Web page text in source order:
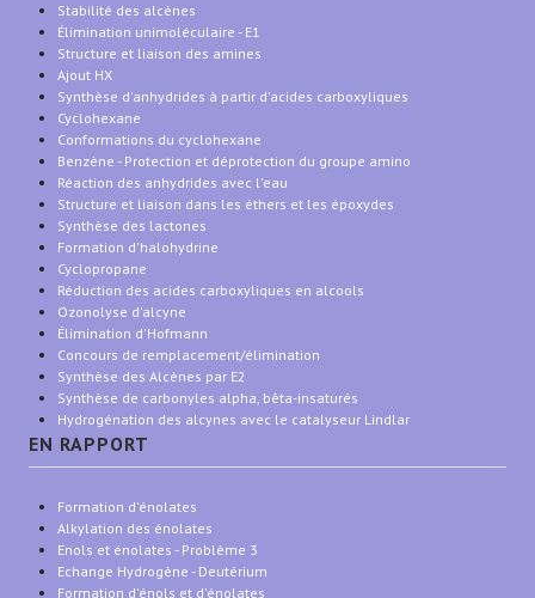
Stabilité des alcènes
Élimination unimoléculaire - E1
Structure et liaison des amines
Ajout HX
Synthèse d'anhydrides à partir d'acides carboxyliques
Cyclohexane
Conformations du cyclohexane
Benzène - Protection et déprotection du groupe amino
Réaction des anhydrides avec l'eau
Structure et liaison dans les éthers et les époxydes
Synthèse des lactones
Formation d'halohydrine
Cyclopropane
Réduction des acides carboxyliques en alcools
Ozonolyse d'alcyne
Élimination d'Hofmann
Concours de remplacement/élimination
Synthèse des Alcènes par E2
Synthèse de carbonyles alpha, bêta-insaturés
Hydrogénation des alcynes avec le catalyseur Lindlar
EN RAPPORT
Formation d'énolates
Alkylation des énolates
Enols et énolates - Problème 3
Echange Hydrogène - Deutérium
Formation d'énols et d'énolates